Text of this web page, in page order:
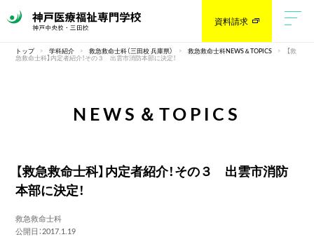
資料請求
トップ 学科紹介 救急救命士科（三田校 兵庫県） 救急救命士科NEWS＆TOPICS 【救
急救命士科】内定者紹介！その３ 出雲市消防本部に決定！
NEWS＆TOPICS
【救急救命士科】内定者紹介！その３ 出雲市消防
本部に決定！
救急救命士科
公開日：2017.1.19